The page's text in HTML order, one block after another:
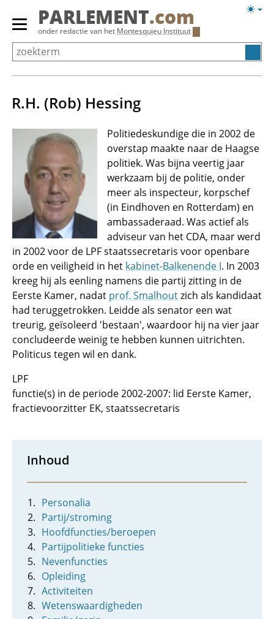
Overslaan
Primair
menu
tonen/verbergen
PARLEMENT.com
onder redactie van het Montesquieu Instituut
R.H. (Rob) Hessing
Politiedeskundige die in 2002 de
overstap maakte naar de Haagse
politiek. Was bijna veertig jaar
werkzaam bij de politie, onder
meer als inspecteur, korpschef
(in Eindhoven en Rotterdam) en
ambassaderaad. Was actief als
adviseur van het CDA, maar werd
in 2002 voor de LPF staatssecretaris voor openbare
orde en veiligheid in het kabinet-Balkenende I. In 2003
kreeg hij als eenling namens die partij zitting in de
Eerste Kamer, nadat prof. Smalhoutzich als kandidaat
had teruggetrokken. Leidde als senator een wat
treurig, geïsoleerd 'bestaan', waardoor hij na vier jaar
concludeerde weinig te hebben kunnen uitrichten.
Politicus tegen wil en dank.
LPF
functie(s) in de periode 2002-2007: lid Eerste Kamer,
fractievoorzitter EK, staatssecretaris
Inhoud
Personalia
Partij/stroming
Hoofdfuncties/beroepen
Partijpolitieke functies
Nevenfuncties
Opleiding
Activiteiten
Wetenswaardigheden